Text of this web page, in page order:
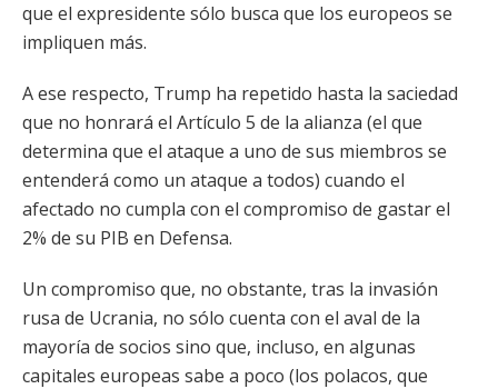
que el expresidente sólo busca que los europeos se
impliquen más.
A ese respecto, Trump ha repetido hasta la saciedad
que no honrará el Artículo 5 de la alianza (el que
determina que el ataque a uno de sus miembros se
entenderá como un ataque a todos) cuando el
afectado no cumpla con el compromiso de gastar el
2% de su PIB en Defensa.
Un compromiso que, no obstante, tras la invasión
rusa de Ucrania, no sólo cuenta con el aval de la
mayoría de socios sino que, incluso, en algunas
capitales europeas sabe a poco (los polacos, que